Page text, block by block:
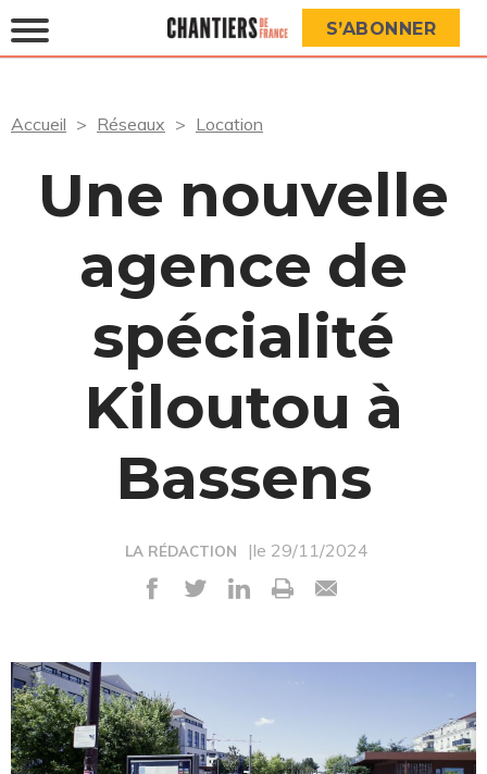
S’ABONNER
Accueil Réseaux Location
Une nouvelle
agence de
spécialité
Kiloutou à
Bassens
LA RÉDACTION |le 29/11/2024